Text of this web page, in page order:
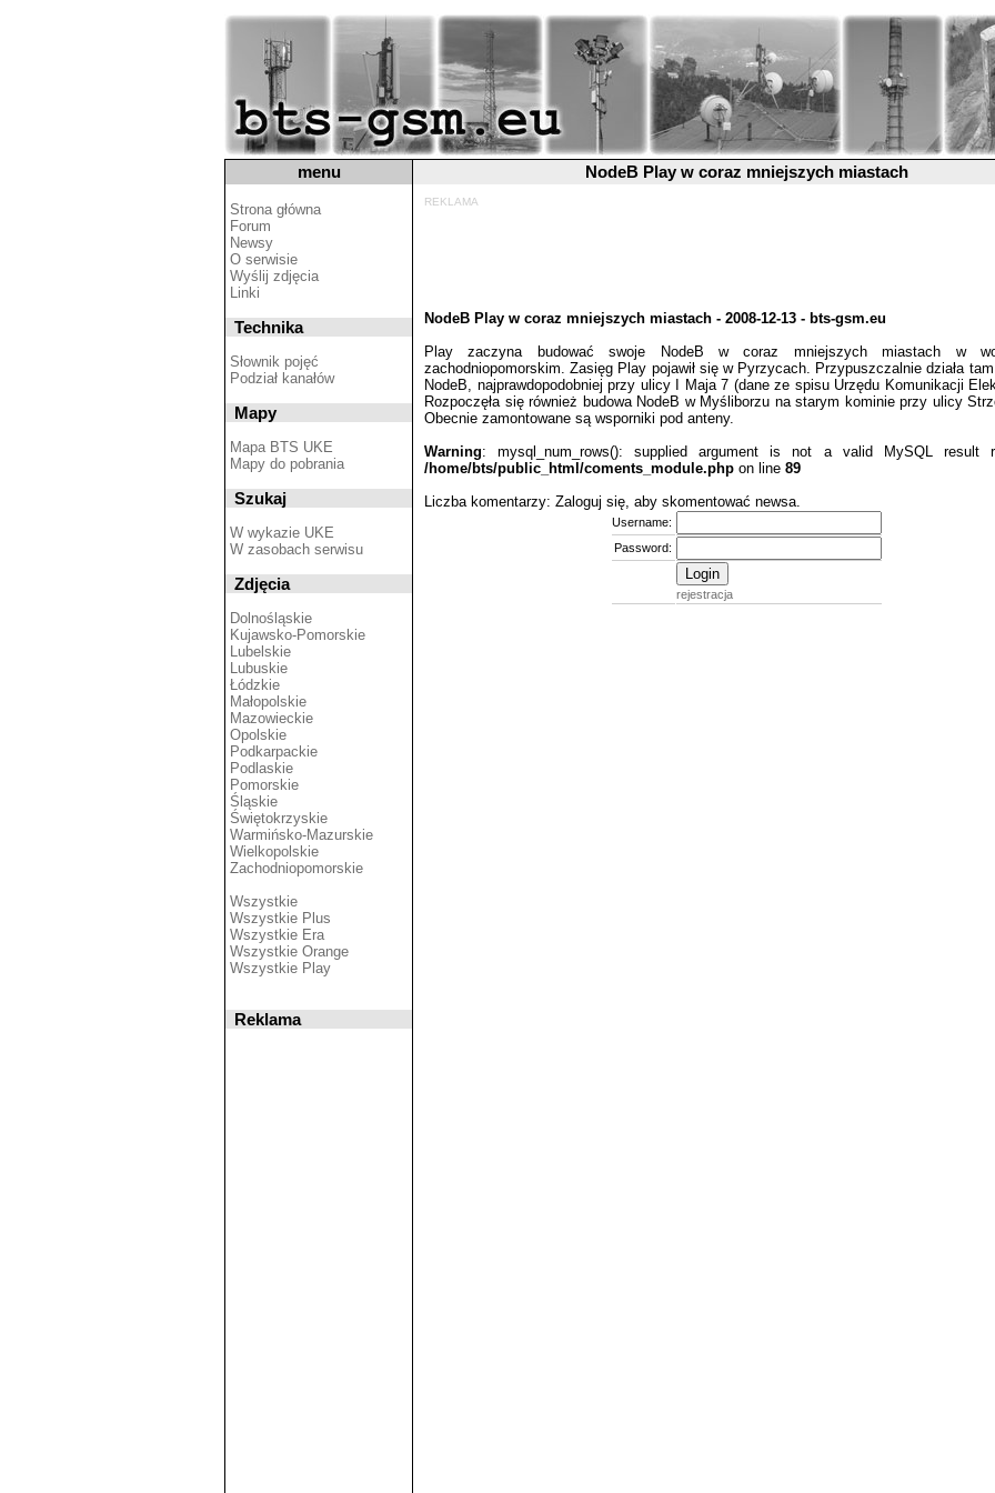
NodeB Play w coraz mniejszych miastach
REKLAMA
NodeB Play w coraz mniejszych miastach - 2008-12-13 - bts-gsm.eu
Play zaczyna budować swoje NodeB w coraz mniejszych miastach w
zachodniopomorskim. Zasięg Play pojawił się w Pyrzycach. Przypuszczalnie działa
NodeB, najprawdopodobniej przy ulicy I Maja 7 (dane ze spisu Urzędu Komunikacji
Rozpoczęła się również budowa NodeB w Myśliborzu na starym kominie przy ulicy
Obecnie zamontowane są wsporniki pod anteny.
Warning: mysql_num_rows(): supplied argument is not a valid MySQL result
/home/bts/public_html/coments_module.php on line 89
Liczba komentarzy: Zaloguj się, aby skomentować newsa.
Username:
Password:
rejestracja
menu
Strona główna
Forum
Newsy
O serwisie
Wyślij zdjęcia
Linki
Technika
Słownik pojęć
Podział kanałów
Mapy
Mapa BTS UKE
Mapy do pobrania
Szukaj
W wykazie UKE
W zasobach serwisu
Zdjęcia
Dolnośląskie
Kujawsko-Pomorskie
Lubelskie
Lubuskie
Łódzkie
Małopolskie
Mazowieckie
Opolskie
Podkarpackie
Podlaskie
Pomorskie
Śląskie
Świętokrzyskie
Warmińsko-Mazurskie
Wielkopolskie
Zachodniopomorskie
Wszystkie
Wszystkie Plus
Wszystkie Era
Wszystkie Orange
Wszystkie Play
Reklama